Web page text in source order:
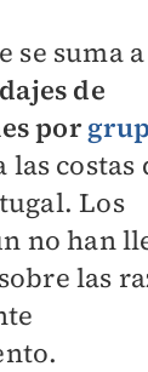
se suma
de
por
las costas
Los
no han
las